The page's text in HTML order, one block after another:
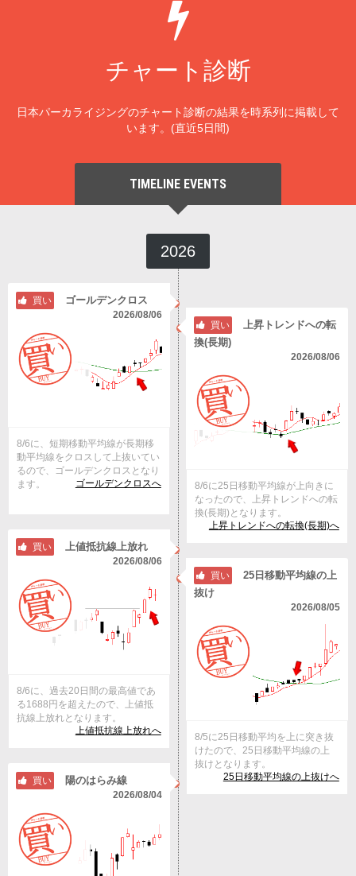
チャート診断
日本パーカライジングのチャート診断の結果を時系列に掲載して
います。(直近5日間)
TIMELINE EVENTS
2026
買い ゴールデンクロス
2026/08/06
8/6に、短期移動平均線が長期移
動平均線をクロスして上抜いてい
るので、ゴールデンクロスとなり
ます。
ゴールデンクロスへ
買い
上昇トレンドへの転
換(長期)
2026/08/06
8/6に25日移動平均線が上向きに
なったので、上昇トレンドへの転
換(長期)となります。
上昇トレンドへの転換(長期)へ
買い
上値抵抗線上放れ
2026/08/06
8/6に、過去20日間の最高値であ
る1688円を超えたので、上値抵
抗線上放れとなります。
上値抵抗線上放れへ
買い
25日移動平均線の上
抜け
2026/08/05
8/5に25日移動平均を上に突き抜
けたので、25日移動平均線の上
抜けとなります。
25日移動平均線の上抜けへ
買い 陽のはらみ線
2026/08/04